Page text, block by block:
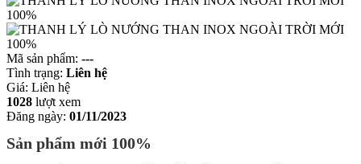
Mã sản phẩm: ---
Tình trạng: Liên hệ
Giá: Liên hệ
1028 lượt xem
Đăng ngày: 01/11/2023
Sản phẩm mới 100%